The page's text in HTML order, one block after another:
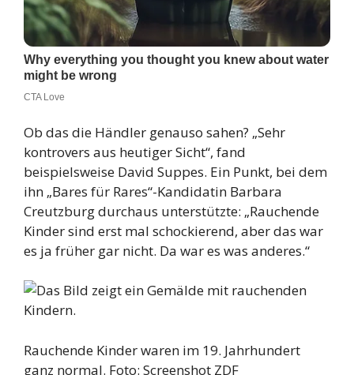
Ob das die Händler genauso sahen? „Sehr
kontrovers aus heutiger Sicht“, fand
beispielsweise David Suppes. Ein Punkt, bei dem
ihn „Bares für Rares“-Kandidatin Barbara
Creutzburg durchaus unterstützte: „Rauchende
Kinder sind erst mal schockierend, aber das war
es ja früher gar nicht. Da war es was anderes.“
Rauchende Kinder waren im 19. Jahrhundert
ganz normal. Foto: Screenshot ZDF